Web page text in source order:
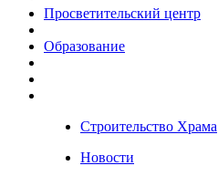
Просветительский центр
Образование
Строительство Храма
Новости